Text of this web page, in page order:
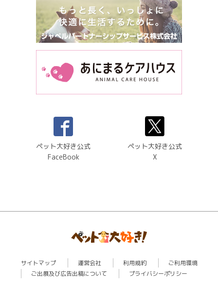
ペット大好き公式
FaceBook
ペット大好き公式
X
サイトマップ 運営会社 利用規約
ご利用環境
ご出展及び広告出稿について
プライバシーポリシー